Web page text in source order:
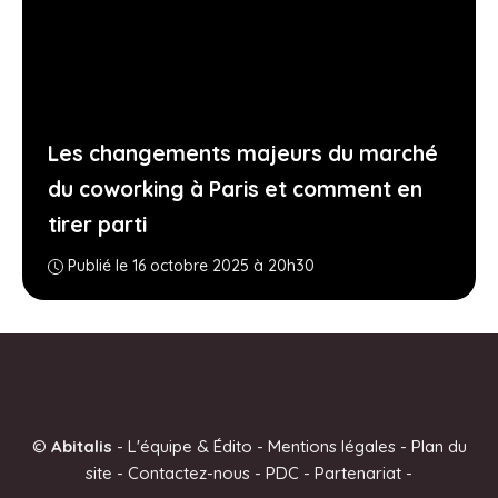
Les changements majeurs du marché
du coworking à Paris et comment en
tirer parti
Publié le 16 octobre 2025 à 20h30
© Abitalis - L'équipe & Édito - Mentions légales- Plan du
site - Contactez-nous - PDC - Partenariat -